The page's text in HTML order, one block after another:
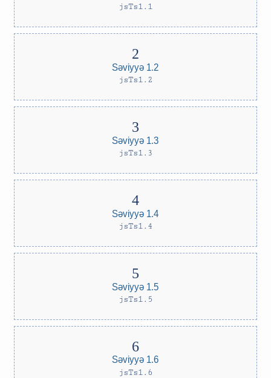
jsTs1.1
Səviyyə 1.2
jsTs1.2
Səviyyə 1.3
jsTs1.3
Səviyyə 1.4
jsTs1.4
Səviyyə 1.5
jsTs1.5
Səviyyə 1.6
jsTs1.6